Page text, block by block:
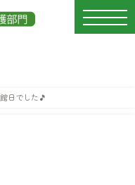
日でした🎵